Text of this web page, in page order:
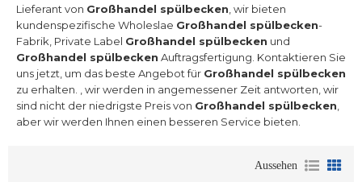
Lieferant von Großhandel spülbecken , wir bieten
kundenspezifische Wholeslae Großhandel spülbecken-
Fabrik, Private Label Großhandel spülbecken und
Großhandel spülbecken Auftragsfertigung. Kontaktieren Sie
uns jetzt, um das beste Angebot für Großhandel spülbecken
zu erhalten. , wir werden in angemessener Zeit antworten, wir
sind nicht der niedrigste Preis von Großhandel spülbecken
aber wir werden Ihnen einen besseren Service bieten.
Aussehen